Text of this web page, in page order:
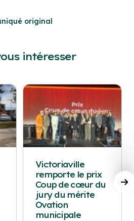
original
intéresser
Victoriaville
remporte le prix
Coup de cœur du
jury du mérite
Ovation
municipale